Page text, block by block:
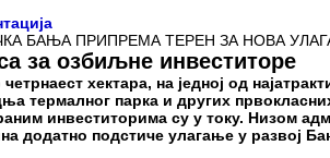
БАЊА ПРИПРЕМА ТЕРЕН ЗА НОВА
за озбиљне инвеститоре
хектара, на једној од
термалног парка и других
инвеститорима су у току. Низом
додатно подстиче улагање у развој